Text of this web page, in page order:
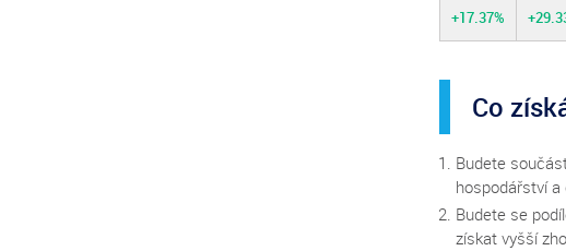
+17.37%
Co
Budete
hospodářství a
Budete se
získat vyšší